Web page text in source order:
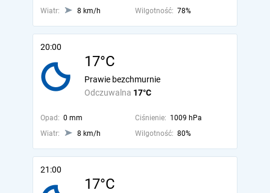
Wiatr:
8 km/h Wilgotność: 78%
20:00
17°C
Odczuwalna 17°C
Prawie bezchmurnie
Opad: 0 mm Ciśnienie: 1009 hPa
Wiatr:
8 km/h Wilgotność: 80%
21:00
17°C